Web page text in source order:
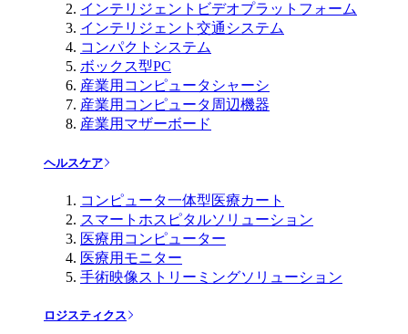
インテリジェントビデオプラットフォーム
インテリジェント交通システム
コンパクトシステム
ボックス型PC
産業用コンピュータシャーシ
産業用コンピュータ周辺機器
産業用マザーボード
ヘルスケア
コンピュータ一体型医療カート
スマートホスピタルソリューション
医療用コンピューター
医療用モニター
手術映像ストリーミングソリューション
ロジスティクス